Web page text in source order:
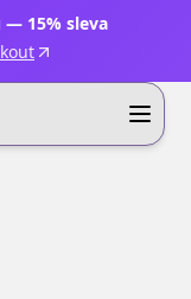
— 15% sleva